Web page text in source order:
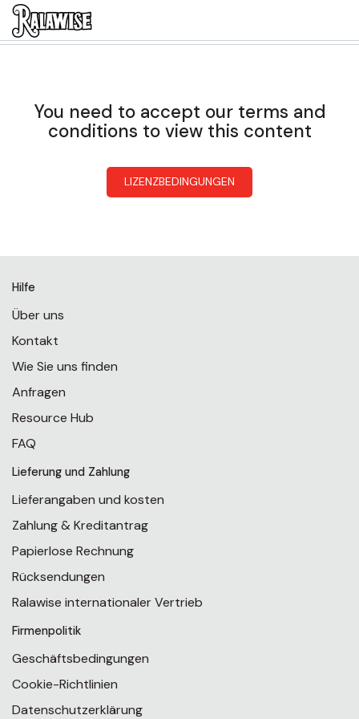
You need to accept our terms and
conditions to view this content
LIZENZBEDINGUNGEN
Hilfe
Über uns
Kontakt
Wie Sie uns finden
Anfragen
Resource Hub
FAQ
Lieferung und Zahlung
Lieferangaben und kosten
Zahlung & Kreditantrag
Papierlose Rechnung
Rücksendungen
Ralawise internationaler Vertrieb
Firmenpolitik
Geschäftsbedingungen
Cookie-Richtlinien
Datenschutzerklärung